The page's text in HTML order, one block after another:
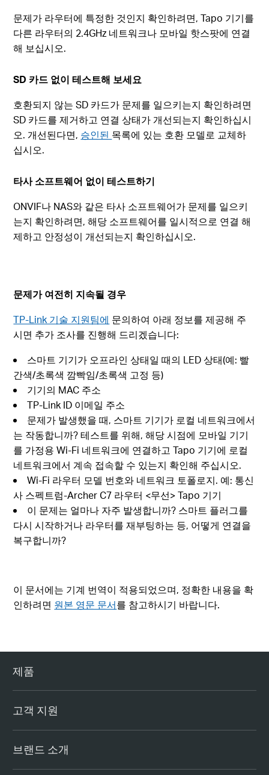
문제가 라우터에 특정한 것인지 확인하려면, Tapo 기기를
다른 라우터의 2.4GHz 네트워크나 모바일 핫스팟에 연결
해 보십시오.
SD 카드 없이 테스트해 보세요
호환되지 않는 SD 카드가 문제를 일으키는지 확인하려면
SD 카드를 제거하고 연결 상태가 개선되는지 확인하십시
오. 개선된다면, 승인된 목록에 있는 호환 모델로 교체하
십시오.
타사 소프트웨어 없이 테스트하기
ONVIF나 NAS와 같은 타사 소프트웨어가 문제를 일으키
는지 확인하려면, 해당 소프트웨어를 일시적으로 연결 해
제하고 안정성이 개선되는지 확인하십시오.
문제가 여전히 지속될 경우
TP-Link 기술 지원팀에 문의하여 아래 정보를 제공해 주
시면 추가 조사를 진행해 드리겠습니다:
스마트 기기가 오프라인 상태일 때의 LED 상태(예: 빨
간색/초록색 깜빡임/초록색 고정 등)
기기의 MAC 주소
TP-Link ID 이메일 주소
문제가 발생했을 때, 스마트 기기가 로컬 네트워크에서
는 작동합니까? 테스트를 위해, 해당 시점에 모바일 기기
를 가정용 Wi-Fi 네트워크에 연결하고 Tapo 기기에 로컬
네트워크에서 계속 접속할 수 있는지 확인해 주십시오.
Wi-Fi 라우터 모델 번호와 네트워크 토폴로지. 예: 통신
사 스펙트럼-Archer C7 라우터 <무선> Tapo 기기
이 문제는 얼마나 자주 발생합니까? 스마트 플러그를
다시 시작하거나 라우터를 재부팅하는 등, 어떻게 연결을
복구합니까?
이 문서에는 기계 번역이 적용되었으며, 정확한 내용을 확
인하려면 원본 영문 문서를 참고하시기 바랍니다.
제품
고객 지원
브랜드 소개